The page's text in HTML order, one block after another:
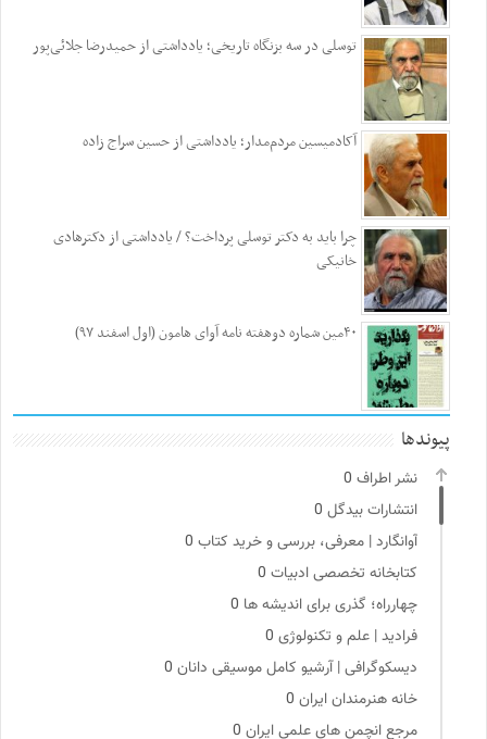
توسلی در سه بزنگاه تاریخی؛ یادداشتی از حمیدرضا جلائی‌پور
آکادمیسین مردم‌مدار؛ یادداشتی از حسین سراج زاده
چرا باید به دکتر توسلی پرداخت؟ / یادداشتی از دکترهادی
خانیکی
۴۰مین شماره دوهفته نامه آوای هامون (اول اسفند ۹۷)
پیوندها
نشر اطراف
انتشارات بیدگل
آوانگارد | معرفی، بررسی و خرید کتاب
کتابخانه تخصصی ادبیات
چهارراه؛ گذری برای اندیشه ها
فرادید | علم و تکنولوژی
دیسکوگرافی | آرشیو کامل موسیقی دانان
خانه هنرمندان ایران
مرجع انچمن های علمی ایران